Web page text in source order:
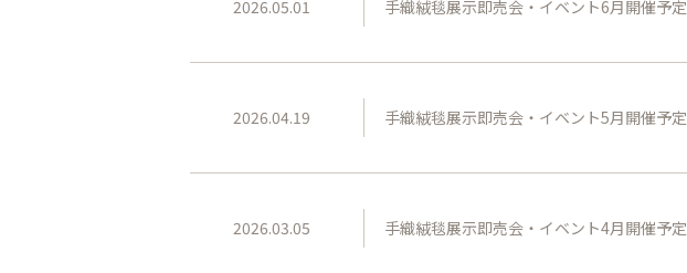
2026.05.01 手織絨毯展示即売会・イベント6月開催予定
2026.04.19 手織絨毯展示即売会・イベント5月開催予定
2026.03.05 手織絨毯展示即売会・イベント4月開催予定